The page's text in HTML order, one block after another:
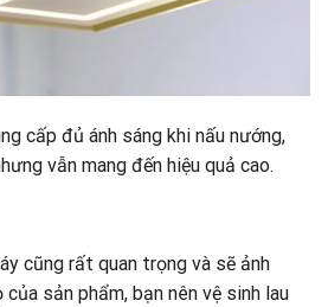
cấp đủ ánh sáng khi nấu nướng,
vẫn mang đến hiệu quả cao.
cũng rất quan trọng và sẽ ảnh
sản phẩm, bạn nên vệ sinh lau